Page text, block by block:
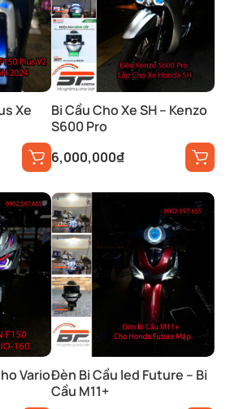
Xe
Bi Cầu Cho Xe SH – Kenzo
S600 Pro
6,000,000₫
VarioĐèn Bi Cầu led Future – Bi
Cầu M11+